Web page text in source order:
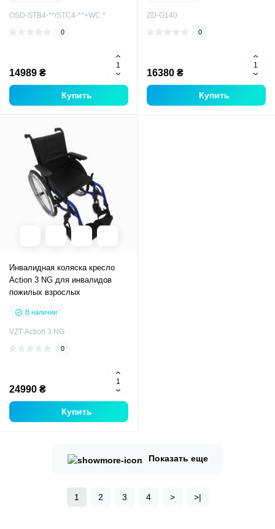
OSD-STB4-**/STC4-**+WC *
0
14989 ₴
Купить
ZD-G140
0
16380 ₴
Купить
Инвалидная коляска кресло
Action 3 NG для инвалидов
пожилых взрослых
В наличии
VZT-Action 3 NG
0
24990 ₴
Купить
Показать еще
1 2 3 4 > >|